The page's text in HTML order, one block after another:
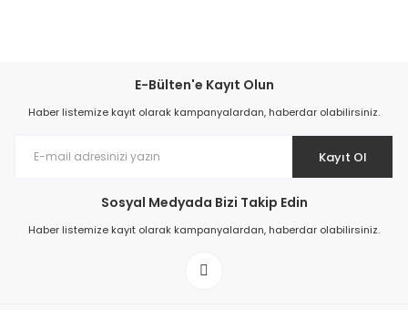
E-Bülten'e Kayıt Olun
Haber listemize kayıt olarak kampanyalardan, haberdar olabilirsiniz.
Kayıt Ol
Sosyal Medyada Bizi Takip Edin
Haber listemize kayıt olarak kampanyalardan, haberdar olabilirsiniz.